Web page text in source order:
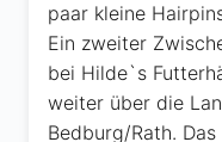
paar kleine
Ein zweiter
bei Hilde`s
weiter über die
Bedburg/Rath.